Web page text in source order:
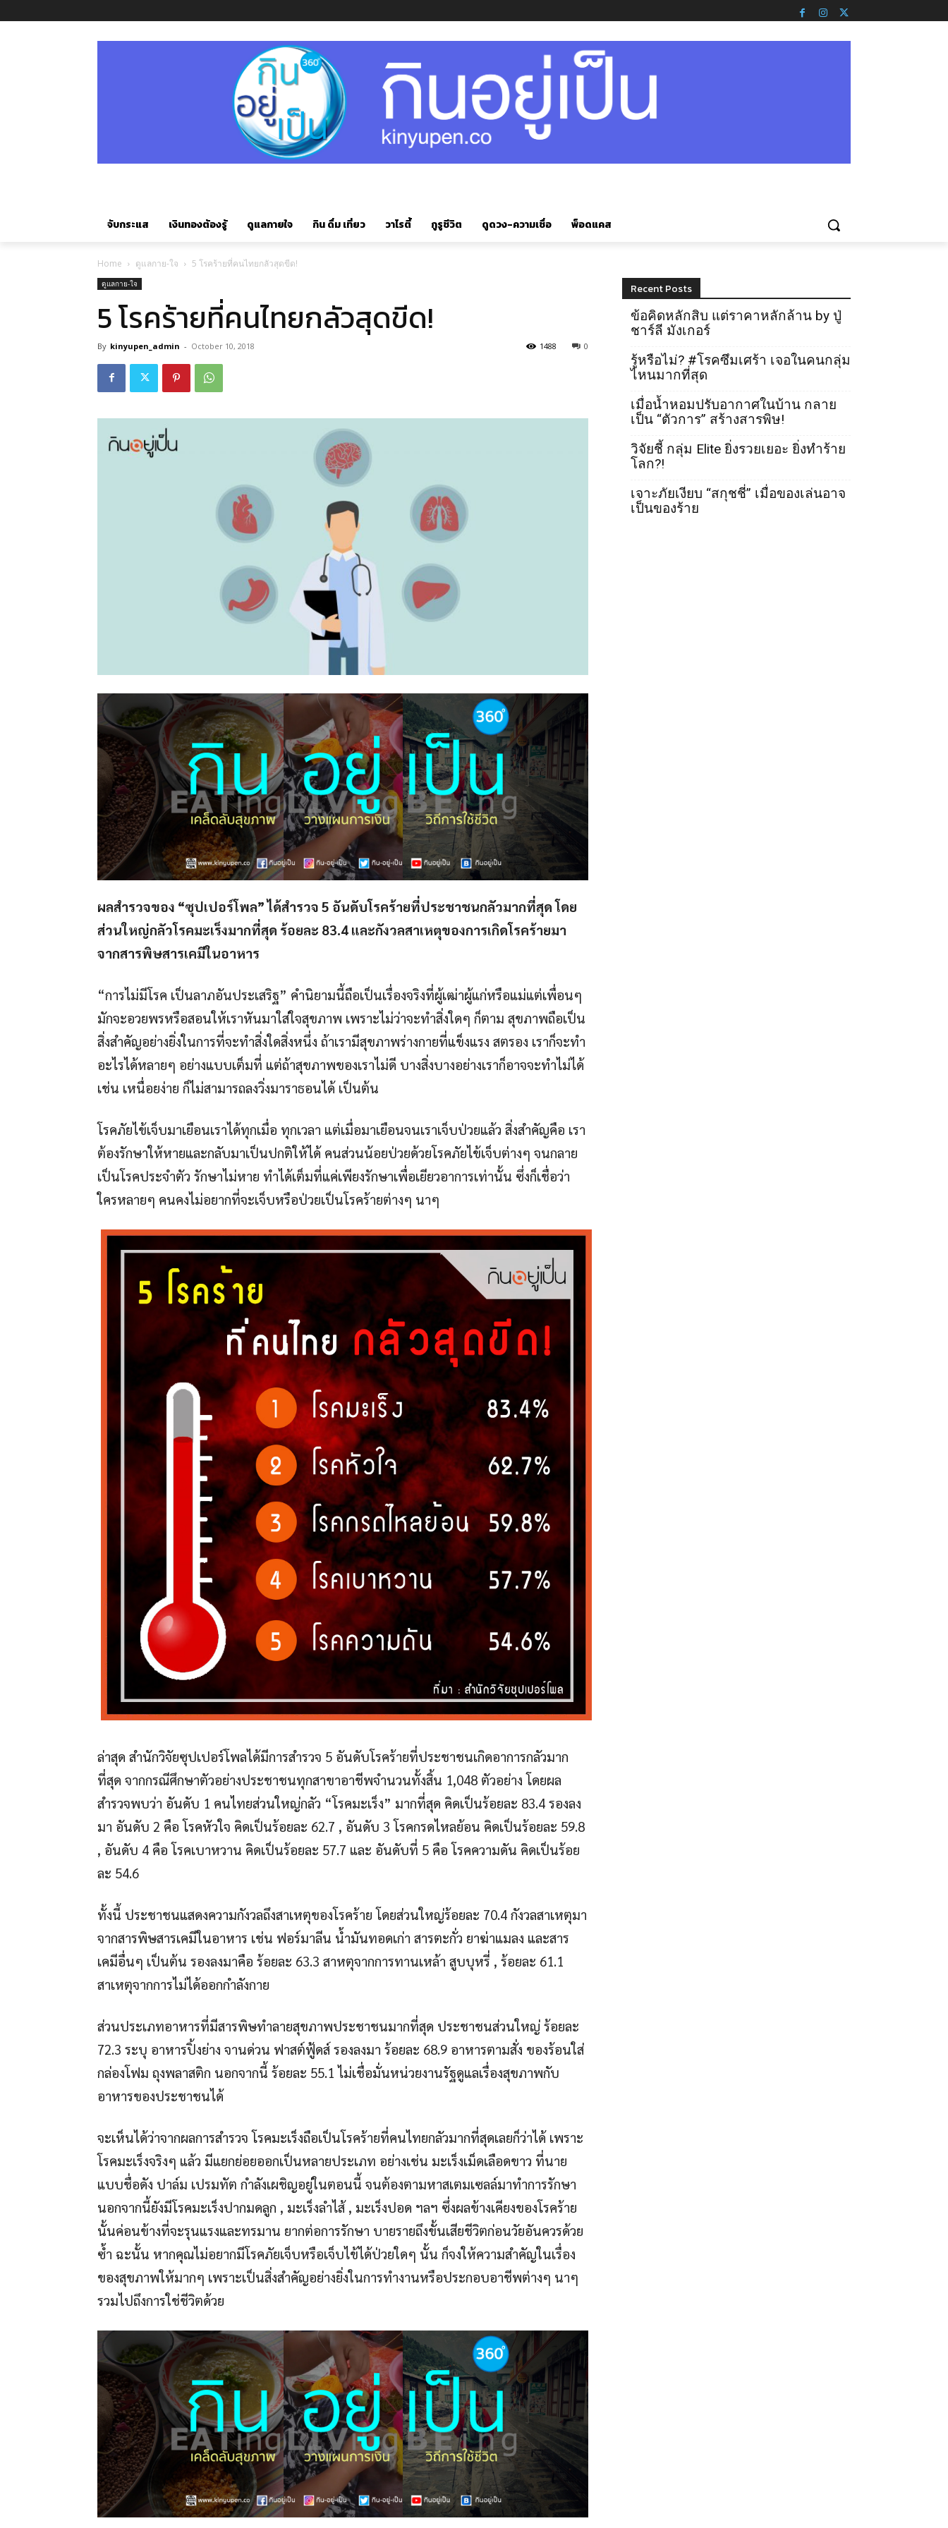
จับกระแส เงินทองต้องรู้ ดูแลกายใจ กิน ดื่ม เที่ยว วาไรตี้ กูรูชีวิต ดูดวง-ความเชื่อ พ็อดแคส
Home ดูแลกาย-ใจ 5 โรคร้ายที่คนไทยกลัวสุดขีด!
ดูแลกาย-ใจ
5 โรคร้ายที่คนไทยกลัวสุดขีด!
By kinyupen_admin - October 10, 2018 0
1488
ผลสำรวจของ “ซุปเปอร์โพล” ได้สำรวจ 5 อันดับโรคร้ายที่ประชาชนกลัวมากที่สุด โดย
ส่วนใหญ่กลัวโรคมะเร็งมากที่สุด ร้อยละ 83.4 และกังวลสาเหตุของการเกิดโรคร้ายมา
จากสารพิษสารเคมีในอาหาร
“การไม่มีโรค เป็นลาภอันประเสริฐ” คำนิยามนี้ถือเป็นเรื่องจริงที่ผู้เฒ่าผู้แก่หรือแม่แต่เพื่อนๆ
มักจะอวยพรหรือสอนให้เราหันมาใส่ใจสุขภาพ เพราะไม่ว่าจะทำสิ่งใดๆ ก็ตาม สุขภาพถือเป็น
สิ่งสำคัญอย่างยิ่งในการที่จะทำสิ่งใดสิ่งหนึ่ง ถ้าเรามีสุขภาพร่างกายที่แข็งแรง สตรอง เราก็จะทำ
อะไรได้หลายๆ อย่างแบบเต็มที่ แต่ถ้าสุขภาพของเราไม่ดี บางสิ่งบางอย่างเราก็อาจจะทำไม่ได้
เช่น เหนื่อยง่าย ก็ไม่สามารถลงวิ่งมาราธอนได้ เป็นต้น
โรคภัยไข้เจ็บมาเยือนเราได้ทุกเมื่อ ทุกเวลา แต่เมื่อมาเยือนจนเราเจ็บป่วยแล้ว สิ่งสำคัญคือ เรา
ต้องรักษาให้หายและกลับมาเป็นปกติให้ได้ คนส่วนน้อยป่วยด้วยโรคภัยไข้เจ็บต่างๆ จนกลาย
เป็นโรคประจำตัว รักษาไม่หาย ทำได้เต็มที่แค่เพียงรักษาเพื่อเยียวอาการเท่านั้น ซึ่งก็เชื่อว่า
ใครหลายๆ คนคงไม่อยากที่จะเจ็บหรือป่วยเป็นโรคร้ายต่างๆ นาๆ
ล่าสุด สำนักวิจัยซุปเปอร์โพลได้มีการสำรวจ 5 อันดับโรคร้ายที่ประชาชนเกิดอาการกลัวมาก
ที่สุด จากกรณีศึกษาตัวอย่างประชาชนทุกสาขาอาชีพจำนวนทั้งสิ้น 1,048 ตัวอย่าง โดยผล
สำรวจพบว่า อันดับ 1 คนไทยส่วนใหญ่กลัว “โรคมะเร็ง” มากที่สุด คิดเป็นร้อยละ 83.4 รองลง
มา อันดับ 2 คือ โรคหัวใจ คิดเป็นร้อยละ 62.7 , อันดับ 3 โรคกรดไหลย้อน คิดเป็นร้อยละ 59.8
, อันดับ 4 คือ โรคเบาหวาน คิดเป็นร้อยละ 57.7 และ อันดับที่ 5 คือ โรคความดัน คิดเป็นร้อย
ละ 54.6
ทั้งนี้ ประชาชนแสดงความกังวลถึงสาเหตุของโรคร้าย โดยส่วนใหญ่ร้อยละ 70.4 กังวลสาเหตุมา
จากสารพิษสารเคมีในอาหาร เช่น ฟอร์มาลีน น้ำมันทอดเก่า สารตะกั่ว ยาฆ่าแมลง และสาร
เคมีอื่นๆ เป็นต้น รองลงมาคือ ร้อยละ 63.3 สาหตุจากการทานเหล้า สูบบุหรี่ , ร้อยละ 61.1
สาเหตุจากการไม่ได้ออกกำลังกาย
ส่วนประเภทอาหารที่มีสารพิษทำลายสุขภาพประชาชนมากที่สุด ประชาชนส่วนใหญ่ ร้อยละ
72.3 ระบุ อาหารปิ้งย่าง จานด่วน ฟาสต์ฟู้ดส์ รองลงมา ร้อยละ 68.9 อาหารตามสั่ง ของร้อนใส่
กล่องโฟม ถุงพลาสติก นอกจากนี้ ร้อยละ 55.1 ไม่เชื่อมั่นหน่วยงานรัฐดูแลเรื่องสุขภาพกับ
อาหารของประชาชนได้
จะเห็นได้ว่าจากผลการสำรวจ โรคมะเร็งถือเป็นโรคร้ายที่คนไทยกลัวมากที่สุดเลยก็ว่าได้ เพราะ
โรคมะเร็งจริงๆ แล้ว มีแยกย่อยออกเป็นหลายประเภท อย่างเช่น มะเร็งเม็ดเลือดขาว ที่นาย
แบบชื่อดัง ปาล์ม เปรมทัต กำลังเผชิญอยู่ในตอนนี้ จนต้องตามหาสเตมเซลล์มาทำการรักษา
นอกจากนี้ยังมีโรคมะเร็งปากมดลูก , มะเร็งลำไส้ , มะเร็งปอด ฯลฯ ซึ่งผลข้างเคียงของโรคร้าย
นั้นค่อนข้างที่จะรุนแรงและทรมาน ยากต่อการรักษา บายรายถึงขั้นเสียชีวิตก่อนวัยอันควรด้วย
ซ้ำ ฉะนั้น หากคุณไม่อยากมีโรคภัยเจ็บหรือเจ็บไข้ได้ป่วยใดๆ นั้น ก็จงให้ความสำคัญในเรื่อง
ของสุขภาพให้มากๆ เพราะเป็นสิ่งสำคัญอย่างยิ่งในการทำงานหรือประกอบอาชีพต่างๆ นาๆ
รวมไปถึงการใช่ชีวิตด้วย
Recent Posts
ข้อคิดหลักสิบ แต่ราคาหลักล้าน by ปู่
ชาร์ลี มังเกอร์
รู้หรือไม่? #โรคซึมเศร้า เจอในคนกลุ่ม
ไหนมากที่สุด
เมื่อน้ำหอมปรับอากาศในบ้าน กลาย
เป็น “ตัวการ” สร้างสารพิษ!
วิจัยชี้ กลุ่ม Elite ยิ่งรวยเยอะ ยิ่งทำร้าย
โลก?!
เจาะภัยเงียบ “สกุชชี่” เมื่อของเล่นอาจ
เป็นของร้าย